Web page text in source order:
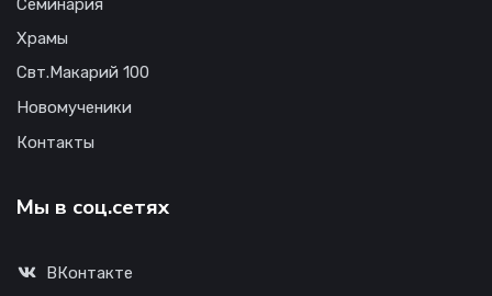
Храмы
Свт.Макарий 100
Новомученики
Контакты
Мы в соц.сетях
ВКонтакте